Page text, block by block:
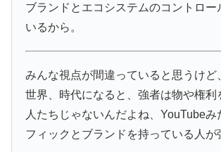
ブランドとエコシステムのコントロー
いるから。
みんな視点が間違っていると思うけど
世界、時代になると、強者は物や権利
人たちじゃないんだよね、YouTubeみ
フィックとブランドを持っている人が